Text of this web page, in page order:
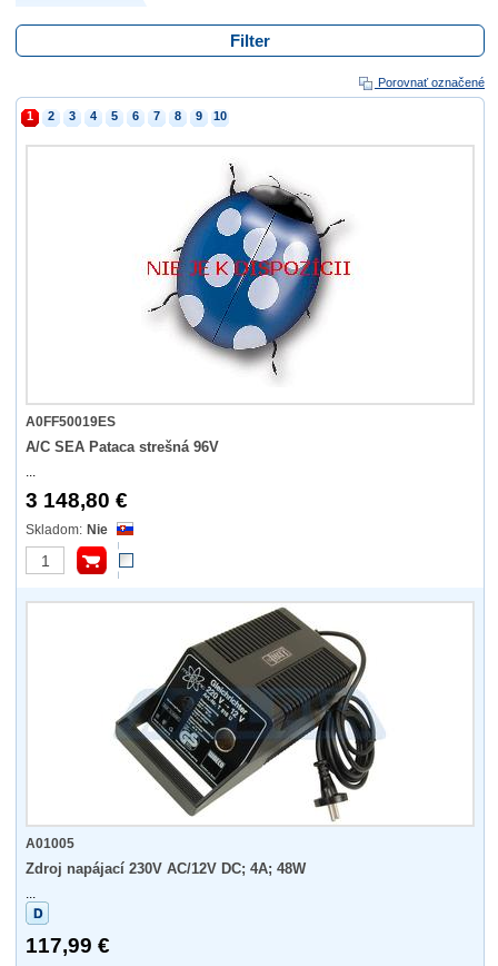
Filter
Porovnať označené
1 2 3 4 5 6 7 8 9 10
A0FF50019ES
A/C SEA Pataca strešná 96V
...
3 148,80 €
Nie
A01005
Zdroj napájací 230V AC/12V DC; 4A; 48W
...
117,99 €